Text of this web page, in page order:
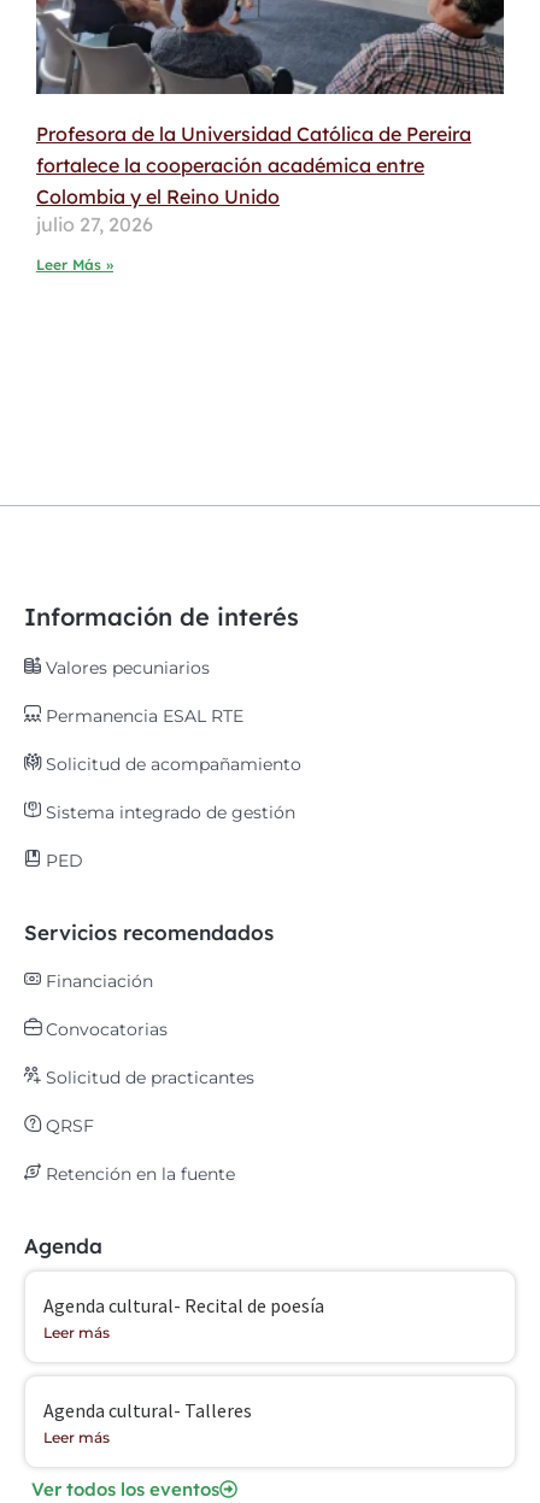
Profesora de la Universidad Católica de Pereira
fortalece la cooperación académica entre
Colombia y el Reino Unido
julio 27, 2026
Leer Más »
Información de interés
Valores pecuniarios
Permanencia ESAL RTE
Solicitud de acompañamiento
Sistema integrado de gestión
PED
Servicios recomendados
Financiación
Convocatorias
Solicitud de practicantes
QRSF
Retención en la fuente
Agenda
Agenda cultural- Recital de poesía
Leer más
Agenda cultural- Talleres
Leer más
Ver todos los eventos